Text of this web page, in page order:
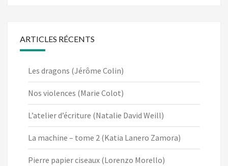
ARTICLES RÉCENTS
Les dragons (Jérôme Colin)
Nos violences (Marie Colot)
L’atelier d’écriture (Natalie David Weill)
La machine – tome 2 (Katia Lanero Zamora)
Pierre papier ciseaux (Lorenzo Morello)